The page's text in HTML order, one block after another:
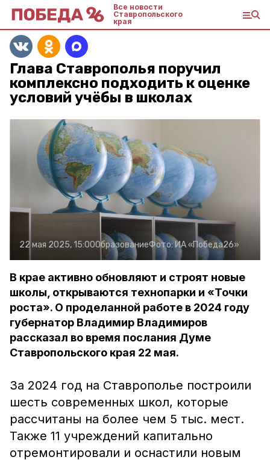
Все новости
Ставропольского
края
Глава Ставрополья поручил
комплексно подходить к оценке
условий учёбы в школах
22 мая 2025, 15:00ОбразованиеФото:ИА «Победа26»
В крае активно обновляют и строят новые
школы, открываются технопарки и «Точки
роста». О проделанной работе в 2024 году
губернатор Владимир Владимиров
рассказал во время послания Думе
Ставропольского края 22 мая.
За 2024 год на Ставрополье построили
шесть современных школ, которые
рассчитаны на более чем 5 тыс. мест.
Также 11 учреждений капитально
отремонтировали и оснастили новым